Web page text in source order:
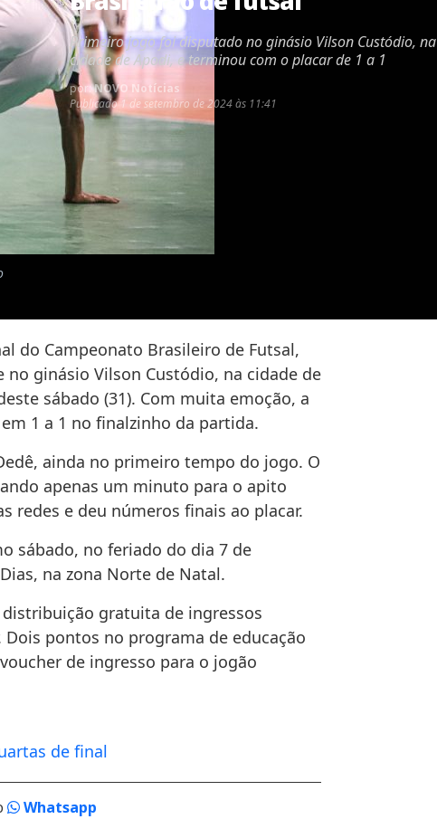
Primeiro jogo foi disputado no ginásio Vilson Custódio, na
cidade de Apodi, e terminou com o placar de 1 a 1
por:NOVO Notícias
Publicado 1 de setembro de 2024 às 11:41
do Campeonato Brasileiro de Futsal,
ginásio Vilson Custódio, na cidade de
sábado (31). Com muita emoção, a
1 a 1 no finalzinho da partida.
ainda no primeiro tempo do jogo. O
apenas um minuto para o apito
redes e deu números finais ao placar.
sábado, no feriado do dia 7 de
na zona Norte de Natal.
gratuita de ingressos
pontos no programa de educação
de ingresso para o jogão
de final
Whatsapp